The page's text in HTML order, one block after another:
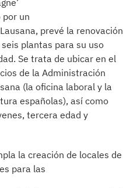
por un
prevé la renovación
plantas para su uso
Se trata de ubicar en el
de la Administración
(la oficina laboral y la
españolas), así como
tercera edad y
la creación de locales de
para las